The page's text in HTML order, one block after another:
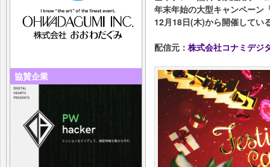
協賛企業
年末年始の大型キャンペー
12月18日(木)から開催してい
配信元： 株式会社コナミデジ